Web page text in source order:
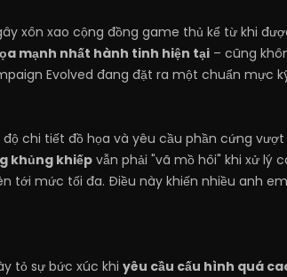
xôn xao cộng đồng game thủ kể từ khi
mạnh nhất hành tinh hiện tại – cũng
Evolved đang đặt ra một chuẩn mực
chi tiết đồ họa và yêu cầu phần cứng
khủng khiếpvẫn phải "vã mồ hôi" khi xử lý
tới mức tối đa. Điều này khiến nhiều anh
tỏ sự bức xúc khi yêu cầu cấu hình quá